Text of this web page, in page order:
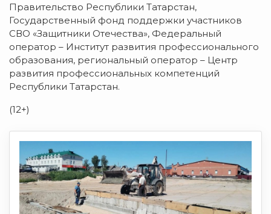
Правительство Республики Татарстан,
Государственный фонд поддержки участников
СВО «Защитники Отечества», Федеральный
оператор – Институт развития профессионального
образования, региональный оператор – Центр
развития профессиональных компетенций
Республики Татарстан.
(12+)